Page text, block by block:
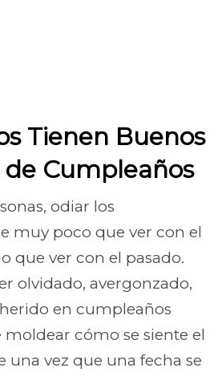
Tienen Buenos
de Cumpleaños
odiar los
muy poco que ver con el
que ver con el pasado.
olvidado, avergonzado,
en cumpleaños
cómo se siente el
una vez que una fecha se